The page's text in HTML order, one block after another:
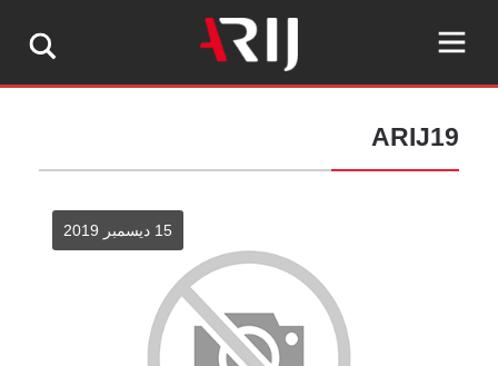
ARIJ19
15 ديسمبر 2019